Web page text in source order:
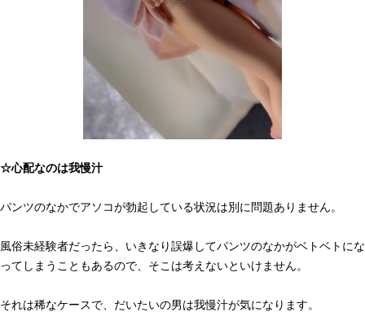
☆心配なのは我慢汁
パンツのなかでアソコが勃起している状況は別に問題ありません。
風俗未経験者だったら、いきなり誤爆してパンツのなかがベトベトにな
ってしまうこともあるので、そこは考えないといけません。
それは稀なケースで、だいたいの男は我慢汁が気になります。